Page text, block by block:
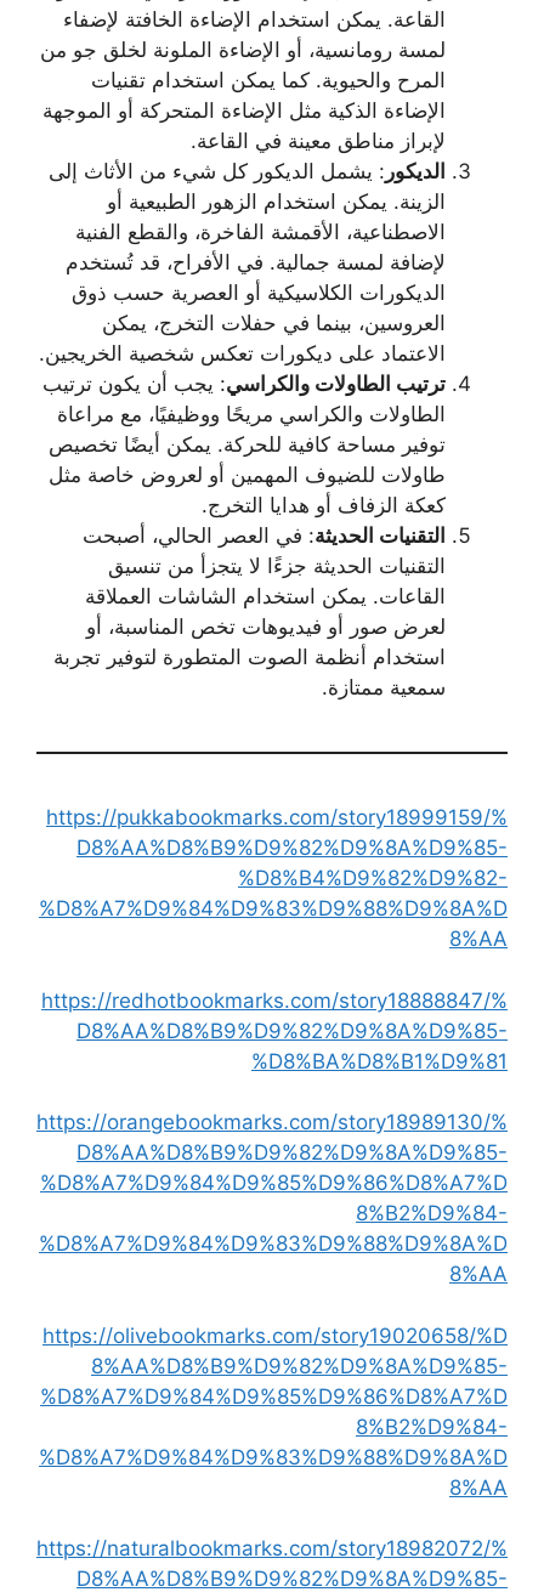
القاعة. يمكن استخدام الإضاءة الخافتة لإضفاء
لمسة رومانسية، أو الإضاءة الملونة لخلق جو من
المرح والحيوية. كما يمكن استخدام تقنيات
الإضاءة الذكية مثل الإضاءة المتحركة أو الموجهة
لإبراز مناطق معينة في القاعة.
الديكور : يشمل الديكور كل شيء من الأثاث إلى
الزينة. يمكن استخدام الزهور الطبيعية أو
الاصطناعية، الأقمشة الفاخرة، والقطع الفنية
لإضافة لمسة جمالية. في الأفراح، قد تُستخدم
الديكورات الكلاسيكية أو العصرية حسب ذوق
العروسين، بينما في حفلات التخرج، يمكن
الاعتماد على ديكورات تعكس شخصية الخريجين.
ترتيب الطاولات والكراسي: يجب أن يكون ترتيب
الطاولات والكراسي مريحًا ووظيفيًا، مع مراعاة
توفير مساحة كافية للحركة. يمكن أيضًا تخصيص
طاولات للضيوف المهمين أو لعروض خاصة مثل
كعكة الزفاف أو هدايا التخرج.
التقنيات الحديثة: في العصر الحالي، أصبحت
التقنيات الحديثة جزءًا لا يتجزأ من تنسيق
القاعات. يمكن استخدام الشاشات العملاقة
لعرض صور أو فيديوهات تخص المناسبة، أو
استخدام أنظمة الصوت المتطورة لتوفير تجربة
سمعية ممتازة.
https://pukkabookmarks.com/story18999159/%
D8%AA%D8%B9%D9%82%D9%8A%D9%85-
%D8%B4%D9%82%D9%82-
%D8%A7%D9%84%D9%83%D9%88%D9%8A%D
8%AA
https://redhotbookmarks.com/story18888847/%
D8%AA%D8%B9%D9%82%D9%8A%D9%85-
%D8%BA%D8%B1%D9%81
https://orangebookmarks.com/story18989130/%
D8%AA%D8%B9%D9%82%D9%8A%D9%85-
%D8%A7%D9%84%D9%85%D9%86%D8%A7%D
8%B2%D9%84-
%D8%A7%D9%84%D9%83%D9%88%D9%8A%D
8%AA
https://olivebookmarks.com/story19020658/%D
8%AA%D8%B9%D9%82%D9%8A%D9%85-
%D8%A7%D9%84%D9%85%D9%86%D8%A7%D
8%B2%D9%84-
%D8%A7%D9%84%D9%83%D9%88%D9%8A%D
8%AA
https://naturalbookmarks.com/story18982072/%
D8%AA%D8%B9%D9%82%D9%8A%D9%85-